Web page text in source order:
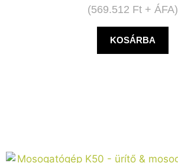
(569.512 Ft+ ÁFA)
KOSÁRBA